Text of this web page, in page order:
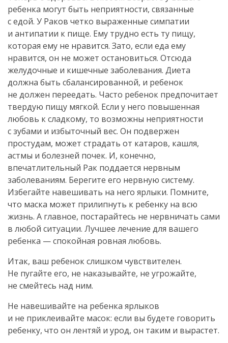
ребенка могут быть неприятности, связанные
с едой. У Раков четко выраженные симпатии
и антипатии к пище. Ему трудно есть ту пищу,
которая ему не нравится. Зато, если еда ему
нравится, он не может остановиться. Отсюда
желудочные и кишечные заболевания. Диета
должна быть сбалансированной, и ребенок
не должен переедать. Часто ребенок предпочитает
твердую пищу мягкой. Если у него повышенная
любовь к сладкому, то возможны неприятности
с зубами и избыточный вес. Он подвержен
простудам, может страдать от катаров, кашля,
астмы и болезней почек. И, конечно,
впечатлительный Рак поддается нервным
заболеваниям. Берегите его нервную систему.
Избегайте навешивать на него ярлыки. Помните,
что маска может прилипнуть к ребенку на всю
жизнь. А главное, постарайтесь не нервничать сами
в любой ситуации. Лучшее лечение для вашего
ребенка — спокойная ровная любовь.
Итак, ваш ребенок слишком чувствителен.
Не пугайте его, не наказывайте, не угрожайте,
не смейтесь над ним.
Не навешивайте на ребенка ярлыков
и не приклеивайте масок: если вы будете говорить
ребенку, что он лентяй и урод, он таким и вырастет.